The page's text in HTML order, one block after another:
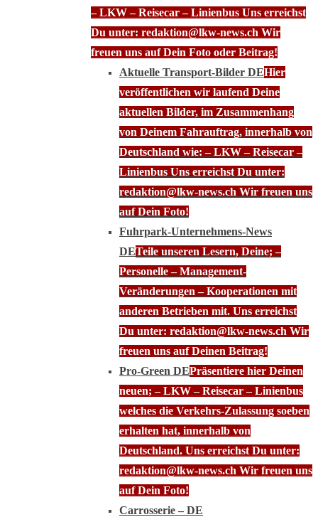
– LKW – Reisecar – Linienbus Uns erreichst
Du unter: redaktion@lkw-news.ch Wir
freuen uns auf Dein Foto oder Beitrag!
Aktuelle Transport-Bilder DEHier
veröffentlichen wir laufend Deine
aktuellen Bilder, im Zusammenhang
von Deinem Fahrauftrag, innerhalb von
Deutschland wie: – LKW – Reisecar –
Linienbus Uns erreichst Du unter:
redaktion@lkw-news.ch Wir freuen uns
auf Dein Foto!
Fuhrpark-Unternehmens-News
DETeile unseren Lesern, Deine; –
Personelle – Management-
Veränderungen – Kooperationen mit
anderen Betrieben mit. Uns erreichst
Du unter: redaktion@lkw-news.ch Wir
freuen uns auf Deinen Beitrag!
Pro-Green DEPräsentiere hier Deinen
neuen; – LKW – Reisecar – Linienbus
welches die Verkehrs-Zulassung soeben
erhalten hat, innerhalb von
Deutschland. Uns erreichst Du unter:
redaktion@lkw-news.ch Wir freuen uns
auf Dein Foto!
Carrosserie – DE